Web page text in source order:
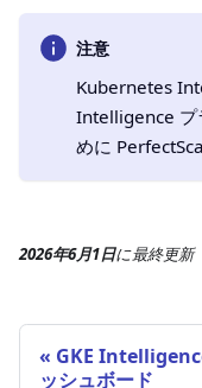
注意
Kubernetes
Intelligence プ
めに
2026年6月1日に最終更新
GKE
ッシュボード